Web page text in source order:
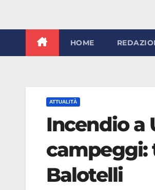
HOME
ATTUALITÀ
Incendio a
campeggi:
Balotelli